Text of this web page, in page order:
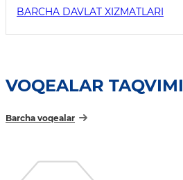
BARCHA DAVLAT XIZMATLARI
VOQEALAR TAQVIMI
Barcha voqealar